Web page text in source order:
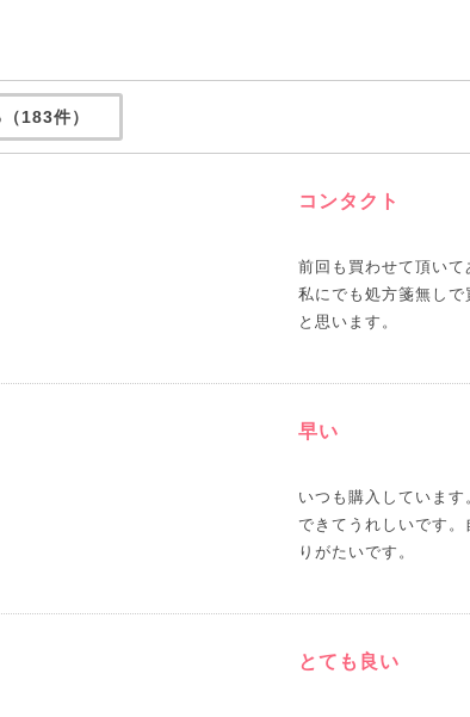
183件）
コンタクト
前回も買わせて頂い
私にでも処方箋無し
と思います。
早い
いつも購入していま
できてうれしいです
りがたいです。
とても良い